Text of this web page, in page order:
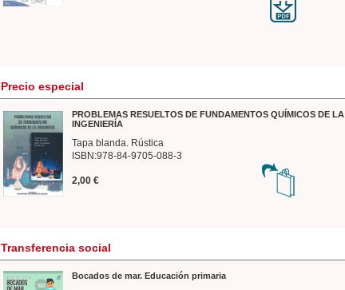
Precio especial
PROBLEMAS RESUELTOS DE FUNDAMENTOS QUÍMICOS DE LA
INGENIERÍA
Tapa blanda. Rústica
ISBN:978-84-9705-088-3
2,00 €
Transferencia social
Bocados de mar. Educación primaria